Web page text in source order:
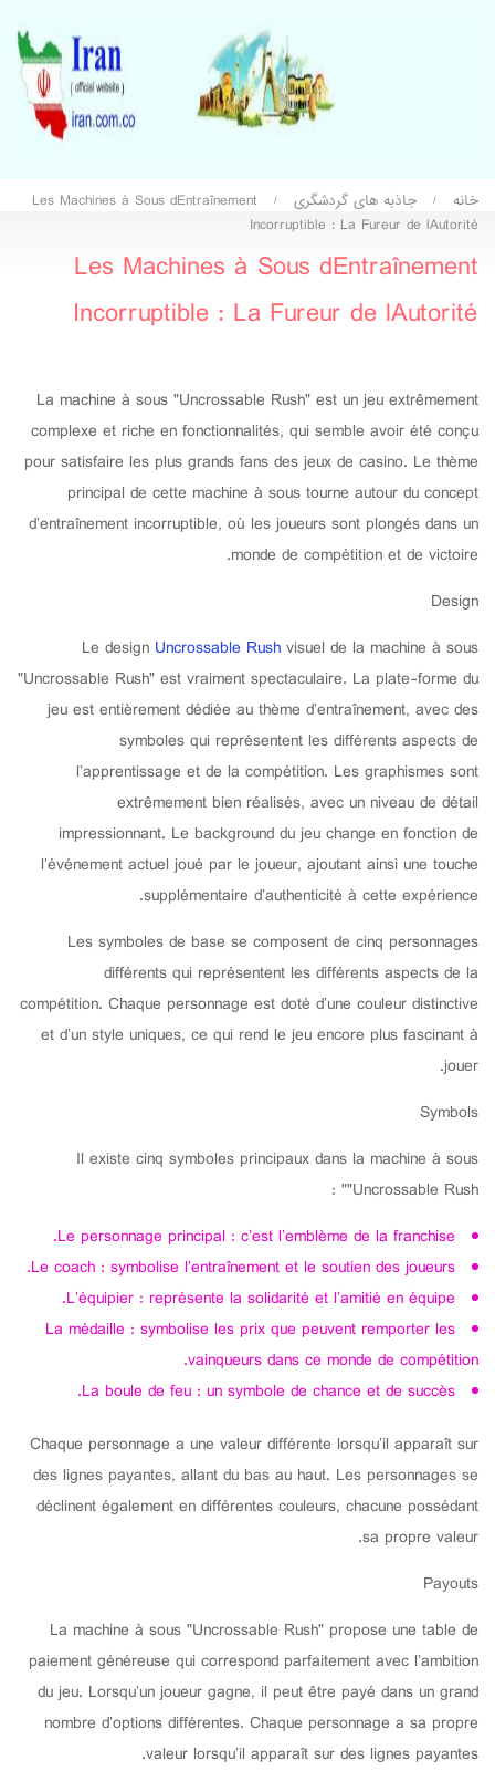
خانه / جاذبه های گردشگری /
Les Machines à Sous dEntraînement
Incorruptible : La Fureur de lAutorité
Les Machines à Sous dEntraînement
Incorruptible : La Fureur de lAutorité
La machine à sous "Uncrossable Rush" est un jeu extrêmement
complexe et riche en fonctionnalités, qui semble avoir été conçu
pour satisfaire les plus grands fans des jeux de casino. Le thème
principal de cette machine à sous tourne autour du concept
d’entraînement incorruptible, où les joueurs sont plongés dans un
monde de compétition et de victoire.
Design
Le design Uncrossable Rushvisuel de la machine à sous
"Uncrossable Rush" est vraiment spectaculaire. La plate-forme du
jeu est entièrement dédiée au thème d’entraînement, avec des
symboles qui représentent les différents aspects de
l’apprentissage et de la compétition. Les graphismes sont
extrêmement bien réalisés, avec un niveau de détail
impressionnant. Le background du jeu change en fonction de
l’événement actuel joué par le joueur, ajoutant ainsi une touche
supplémentaire d’authenticité à cette expérience.
Les symboles de base se composent de cinq personnages
différents qui représentent les différents aspects de la
compétition. Chaque personnage est doté d’une couleur distinctive
et d’un style uniques, ce qui rend le jeu encore plus fascinant à
jouer.
Symbols
Il existe cinq symboles principaux dans la machine à sous
"Uncrossable Rush" :
Le personnage principal : c’est l’emblème de la franchise.
Le coach : symbolise l’entraînement et le soutien des joueurs.
L’équipier : représente la solidarité et l’amitié en équipe.
La médaille : symbolise les prix que peuvent remporter les
vainqueurs dans ce monde de compétition.
La boule de feu : un symbole de chance et de succès.
Chaque personnage a une valeur différente lorsqu’il apparaît sur
des lignes payantes, allant du bas au haut. Les personnages se
déclinent également en différentes couleurs, chacune possédant
sa propre valeur.
Payouts
La machine à sous "Uncrossable Rush" propose une table de
paiement généreuse qui correspond parfaitement avec l’ambition
du jeu. Lorsqu’un joueur gagne, il peut être payé dans un grand
nombre d’options différentes. Chaque personnage a sa propre
valeur lorsqu’il apparaît sur des lignes payantes.